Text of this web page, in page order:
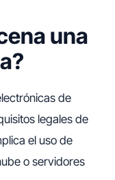
una
de
legales de
el uso de
o servidores